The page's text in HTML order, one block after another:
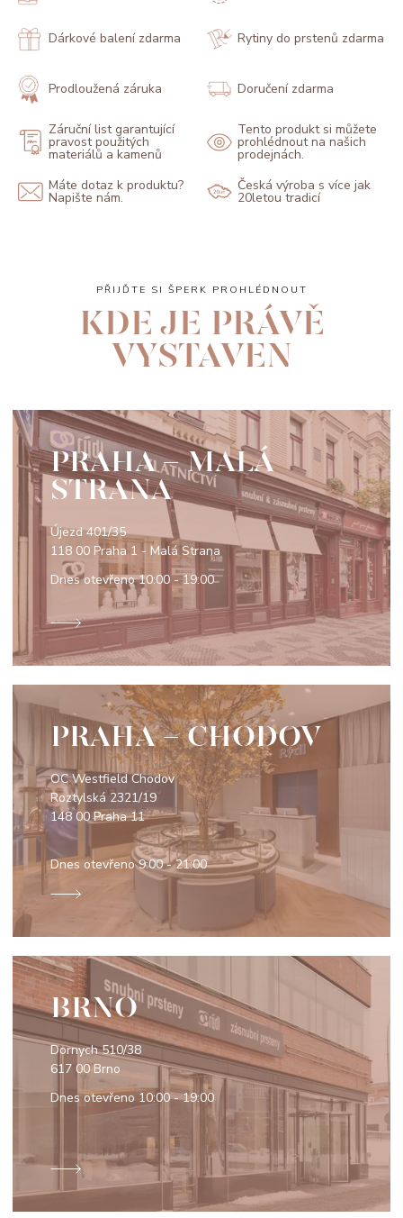
Dárkové balení zdarma Rytiny do prstenů zdarma
Prodloužená záruka Doručení zdarma
Záruční list garantující
pravost použitých
materiálů a kamenů
Tento produkt si můžete
prohlédnout na našich
prodejnách.
Máte dotaz k produktu?
Napište nám.
Česká výroba s více jak
20letou tradicí
PŘIJĎTE SI ŠPERK PROHLÉDNOUT
KDE JE PRÁVĚ
VYSTAVEN
PRAHA - MALÁ
STRANA
Újezd 401/35
118 00 Praha 1 - Malá Strana
Dnes otevřeno10:00 - 19:00
PRAHA - CHODOV
OC Westfield Chodov
Roztylská 2321/19
148 00 Praha 11
Dnes otevřeno9:00 - 21:00
BRNO
Dornych 510/38
617 00 Brno
Dnes otevřeno 10:00 - 19:00